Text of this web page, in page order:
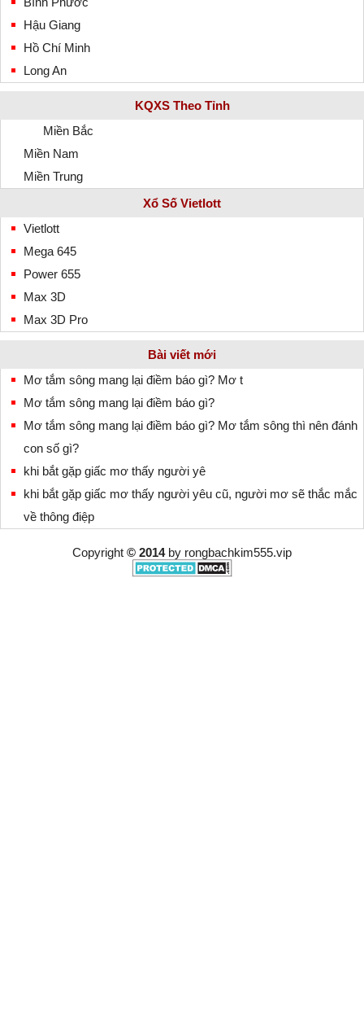
Hậu Giang
Hồ Chí Minh
Long An
KQXS Theo Tỉnh
Miền Bắc
Miền Nam
Miền Trung
Xổ Số Vietlott
Vietlott
Mega 645
Power 655
Max 3D
Max 3D Pro
Bài viết mới
Mơ tắm sông mang lại điềm báo gì? Mơ t
Mơ tắm sông mang lại điềm báo gì?
Mơ tắm sông mang lại điềm báo gì? Mơ tắm sông thì nên đánh
con số gì?
khi bắt gặp giấc mơ thấy người yê
khi bắt gặp giấc mơ thấy người yêu cũ, người mơ sẽ thắc mắc
về thông điệp
Copyright © 2014by rongbachkim555.vip